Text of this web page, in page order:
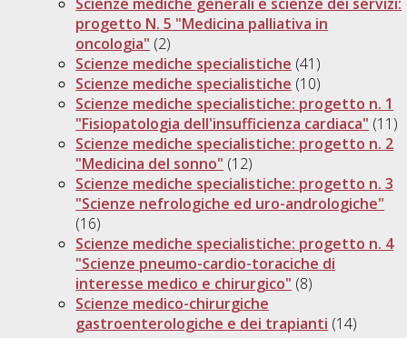
progetto N. 5 "Medicina palliativa in
oncologia" (2)
Scienze mediche specialistiche (41)
Scienze mediche specialistiche (10)
Scienze mediche specialistiche: progetto n. 1
"Fisiopatologia dell'insufficienza cardiaca" (11)
Scienze mediche specialistiche: progetto n. 2
"Medicina del sonno" (12)
Scienze mediche specialistiche: progetto n. 3
"Scienze nefrologiche ed uro-andrologiche"
(16)
Scienze mediche specialistiche: progetto n. 4
"Scienze pneumo-cardio-toraciche di
interesse medico e chirurgico" (8)
Scienze medico-chirurgiche
gastroenterologiche e dei trapianti (14)